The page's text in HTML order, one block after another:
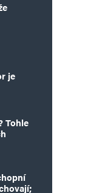
je
Tohle